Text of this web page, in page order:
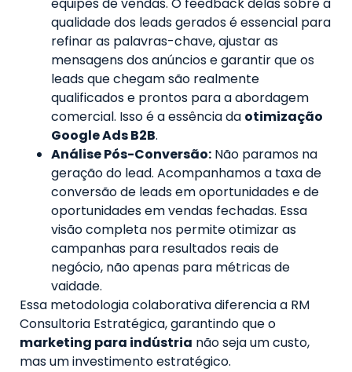
equipes de vendas. O feedback delas sobre a
qualidade dos leads gerados é essencial para
refinar as palavras-chave, ajustar as
mensagens dos anúncios e garantir que os
leads que chegam são realmente
qualificados e prontos para a abordagem
comercial. Isso é a essência da otimização
Google Ads B2B.
Análise Pós-Conversão: Não paramos na
geração do lead. Acompanhamos a taxa de
conversão de leads em oportunidades e de
oportunidades em vendas fechadas. Essa
visão completa nos permite otimizar as
campanhas para resultados reais de
negócio, não apenas para métricas de
vaidade.
Essa metodologia colaborativa diferencia a RM
Consultoria Estratégica, garantindo que o
marketing para indústria não seja um custo,
mas um investimento estratégico.